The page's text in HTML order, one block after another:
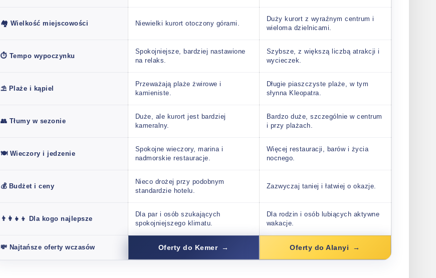
🏘️ Wielkość miejscowości Niewielki kurort otoczony górami.
Duży kurort z wyraźnym centrum i
wieloma dzielnicami.
⏱️ Tempo wypoczynku
Spokojniejsze, bardziej nastawione
na relaks.
Szybsze, z większą liczbą atrakcji i
wycieczek.
⛱️ Plaże i kąpiel
Przeważają plaże żwirowe i
kamieniste.
Długie piaszczyste plaże, w tym
słynna Kleopatra.
👥 Tłumy w sezonie
Duże, ale kurort jest bardziej
kameralny.
Bardzo duże, szczególnie w centrum
i przy plażach.
🍽️ Wieczory i jedzenie
Spokojne wieczory, marina i
nadmorskie restauracje.
Więcej restauracji, barów i życia
nocnego.
💰 Budżet i ceny
Nieco drożej przy podobnym
standardzie hotelu.
Zazwyczaj taniej i łatwiej o okazje.
👨‍👩‍👧‍👦 Dla kogo najlepsze
Dla par i osób szukających
spokojniejszego klimatu.
Dla rodzin i osób lubiących aktywne
wakacje.
💸 Najtańsze oferty wczasów Oferty do Kemer Oferty do Alanyi